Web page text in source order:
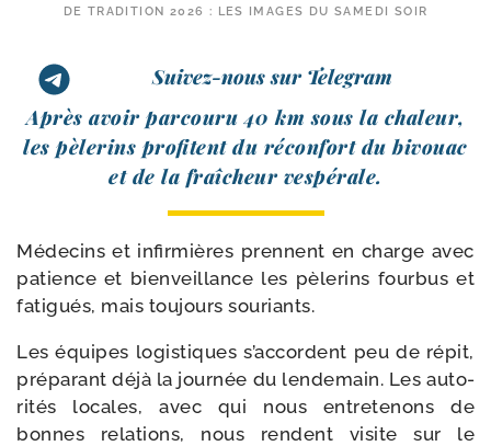
DE TRADITION 2026 : LES IMAGES DU SAMEDI SOIR
Suivez-nous sur Telegram
Après avoir par­cou­ru 40 km sous la cha­leur,
les pèle­rins pro­fitent du récon­fort du bivouac
et de la fraî­cheur vespérale.
Médecins et infir­mières prennent en charge avec
patience et bien­veillance les pèle­rins four­bus et
fati­gués, mais tou­jours souriants.
Les équipes logis­tiques s’accordent peu de répit,
pré­pa­rant déjà la jour­née du len­de­main. Les auto­
ri­tés locales, avec qui nous entre­te­nons de
bonnes rela­tions, nous rendent visite sur le